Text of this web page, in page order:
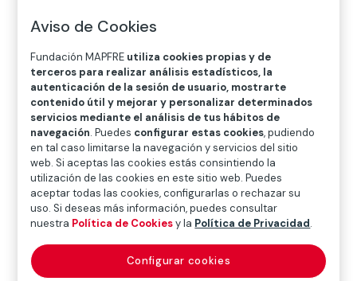
V
W X Y Z
Diccionario de seguros
actualización
(restatement;
updating)
Aviso de Cookies
Fundación MAPFRE utiliza cookies propias y de
terceros para realizar análisis estadísticos, la
autenticación de la sesión de usuario, mostrarte
contenido útil y mejorar y personalizar determinados
servicios mediante el análisis de tus hábitos de
navegación. Puedes configurar estas cookies, pudiendo
en tal caso limitarse la navegación y servicios del sitio
web. Si aceptas las cookies estás consintiendo la
utilización de las cookies en este sitio web. Puedes
aceptar todas las cookies, configurarlas o rechazar su
uso. Si deseas más información, puedes consultar
nuestra Política de Cookiesy la Política de Privacidad.
Configurar cookies